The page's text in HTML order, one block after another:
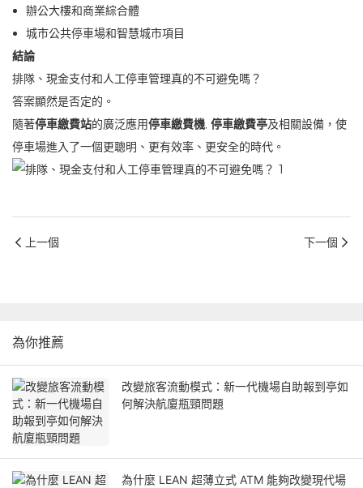
辦公大樓和商業綜合體
城市公共停車場和智慧城市項目
結論
排隊、現金支付和人工停車管理真的不可避免嗎？
答案顯然是否定的。
隨著停車繳費站的廣泛應用停車繳費機, 停車繳費亭及相關設備，使
停車場進入了一個更聰明、更有效率、更安全的時代。
上一個 下一個
為你推薦
改變旅客流動模式：新一代機場自助報到亭如
何解決航廈瓶頸問題
為什麼 LEAN 超薄立式 ATM 能夠改變現代場